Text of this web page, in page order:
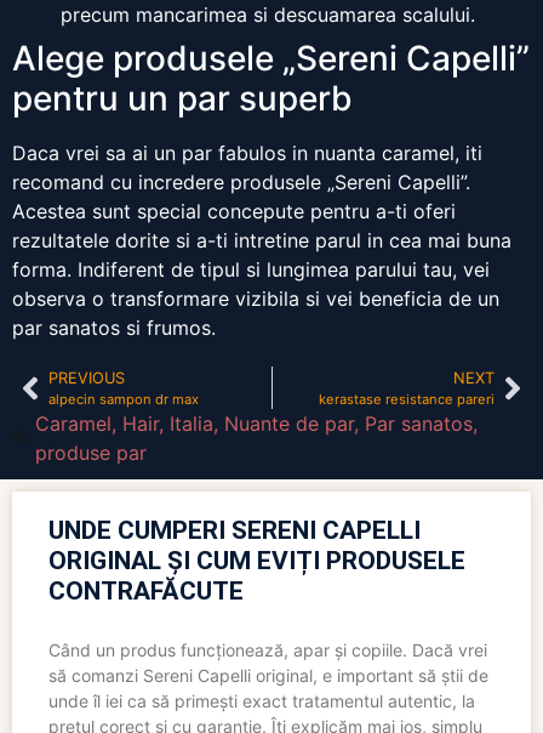
precum mancarimea si descuamarea scalului.
Alege produsele „Sereni Capelli”
pentru un par superb
Daca vrei sa ai un par fabulos in nuanta caramel, iti
recomand cu incredere produsele „Sereni Capelli”.
Acestea sunt special concepute pentru a-ti oferi
rezultatele dorite si a-ti intretine parul in cea mai buna
forma. Indiferent de tipul si lungimea parului tau, vei
observa o transformare vizibila si vei beneficia de un
par sanatos si frumos.
PREVIOUS
alpecin sampon dr max
NEXT
kerastase resistance pareri
Caramel, Hair, Italia, Nuante de par, Par sanatos,
produse par
UNDE CUMPERI SERENI CAPELLI
ORIGINAL ȘI CUM EVIȚI PRODUSELE
CONTRAFĂCUTE
Când un produs funcționează, apar și copiile. Dacă vrei
să comanzi Sereni Capelli original, e important să știi de
unde îl iei ca să primești exact tratamentul autentic, la
prețul corect și cu garanție. Îți explicăm mai jos, simplu